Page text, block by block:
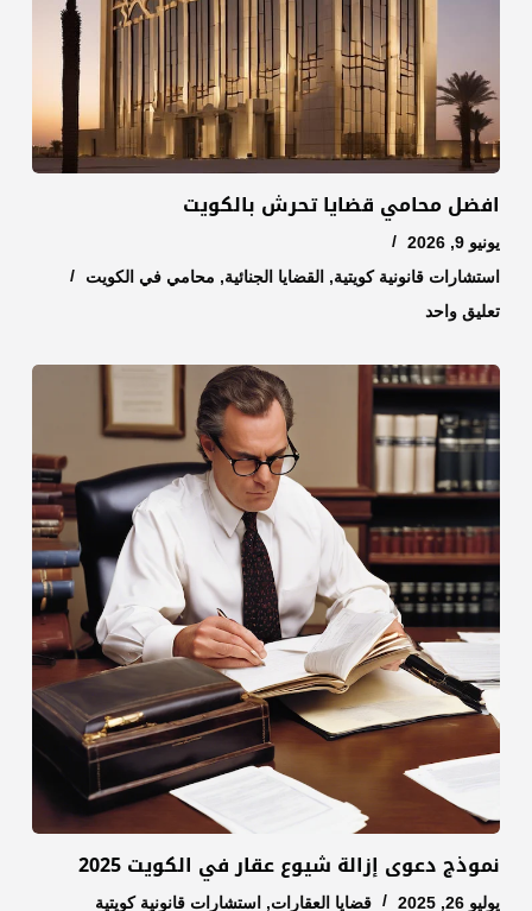
افضل محامي قضايا تحرش بالكويت
يونيو 9, 2026
استشارات قانونية كويتية, القضايا الجنائية, محامي في الكويت
تعليق واحد
نموذج دعوى إزالة شيوع عقار في الكويت 2025
يوليو 26, 2025 قضايا العقارات, استشارات قانونية كويتية